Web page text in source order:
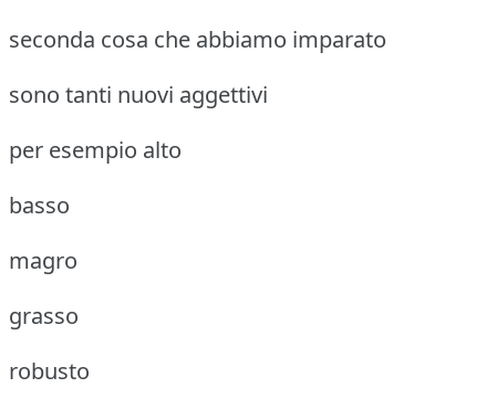
seconda cosa che abbiamo imparato
sono tanti nuovi aggettivi
per esempio alto
basso
magro
grasso
robusto